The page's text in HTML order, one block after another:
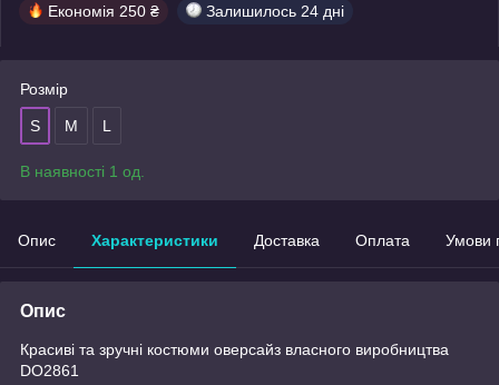
Економія 250 ₴ Залишилось 24 дні
Розмір
S M L
В наявності 1 од.
Опис Характеристики Доставка Оплата Умови
Опис
Красиві та зручні костюми оверсайз власного виробництва
DO2861